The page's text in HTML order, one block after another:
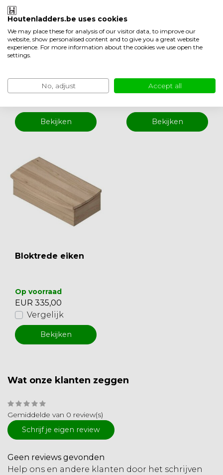
Tradi Eco vast trap
kwartslag eiken -
80 cm
werkdagen
EUR 1.815,00
Bekijken
Tradi Eco trap eike
n met leuning - 80
werkdagen
EUR 1.395,00
Bekijken
Bloktrede eiken
Op voorraad
EUR 335,00
Vergelijk
Bekijken
Wat onze klanten zeggen
Gemiddelde van 0 review(s)
Schrijf je eigen review
Geen reviews gevonden
Help ons en andere klanten door het schrijven
Houtenladders.be uses cookies
We may place these for analysis of our visitor data, to improve our
website, show personalised content and to give you a great website
experience. For more information about the cookies we use open the
settings.
No, adjust Accept all